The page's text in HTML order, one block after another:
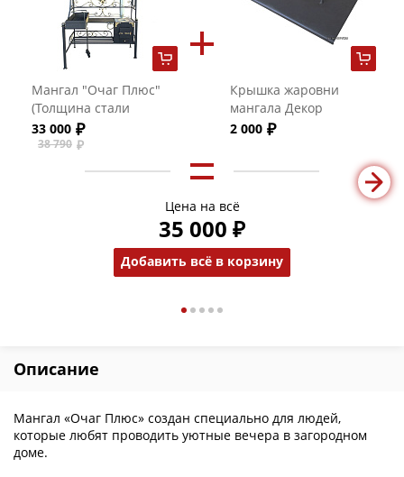
Мангал "Очаг Плюс"
(Толщина стали
жаровни 3 мм)
33 000
38 790
Крышка жаровни
мангала Декор
2 000
Цена на всё
35 000 ₽
Добавить всё в корзину
Описание
Мангал «Очаг Плюс» создан специально для людей,
которые любят проводить уютные вечера в загородном
доме.